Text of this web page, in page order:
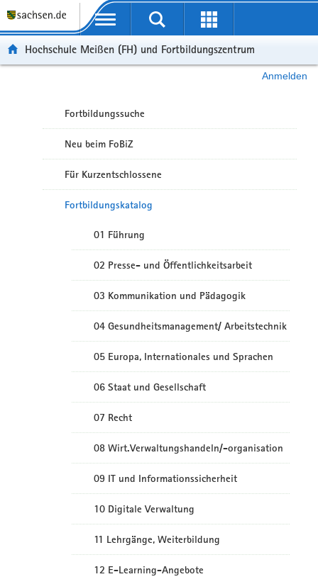
Portalübergreifende Navigation
Hochschule Meißen (FH) und Fortbildungszentrum
Anmelden
Fortbildungssuche
Neu beim FoBiZ
Für Kurzentschlossene
Fortbildungskatalog
01 Führung
02 Presse- und Öffentlichkeitsarbeit
03 Kommunikation und Pädagogik
04 Gesundheitsmanagement/ Arbeitstechnik
05 Europa, Internationales und Sprachen
06 Staat und Gesellschaft
07 Recht
08 Wirt.Verwaltungshandeln/-organisation
09 IT und Informationssicherheit
10 Digitale Verwaltung
11 Lehrgänge, Weiterbildung
12 E-Learning-Angebote